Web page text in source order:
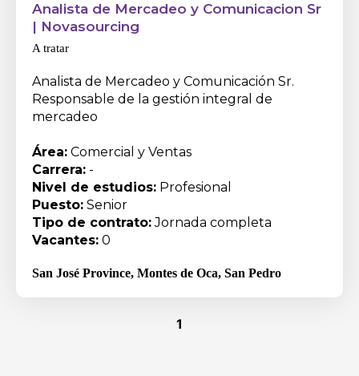
Analista de Mercadeo y Comunicacion Sr
| Novasourcing
A tratar
Analista de Mercadeo y Comunicación Sr.
Responsable de la gestión integral de
mercadeo
Área: Comercial y Ventas
Carrera: -
Nivel de estudios: Profesional
Puesto: Senior
Tipo de contrato: Jornada completa
Vacantes: 0
San José Province, Montes de Oca, San Pedro
1